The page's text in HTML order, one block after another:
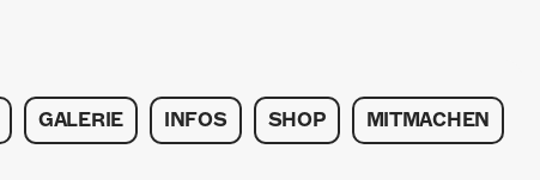
GALERIE INFOS SHOP MITMACHEN